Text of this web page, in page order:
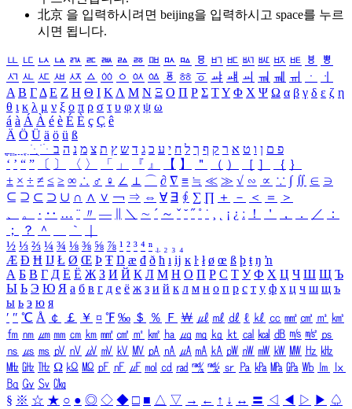
北京 을 입력하시려면 beijing을 입력하시고 space를 누르
시면 됩니다.
ㅥ ㅦ ㅧ ㅨ ㅩ ㅪ ㅫ ㅬ ㅭ ㅮ ㅯ ㅰ ㅱ ㅲ ㅳ ㅴ ㅵ ㅶ ㅷ ㅸ
ㅹ
ㅺ ㅻ ㅼ ㅽ ㅾ ㅿ ㆀ ㆁ ㆂ ㆃ ㆄ ㆅ ㆆ ㆇ ㆈ ㆉ ㆊ ㆋ ㆌ ㆍ
ㆎ
Α Β ΓΔ Ε Ζ Η Θ Ι ΚΛ Μ Ν Ξ Ο Π Ρ Σ ΤΥ Φ Χ Ψ Ω α β γ δ ε ζ η
θ ι κ λ μ ν ξ ο π ρ σ τ υ φ χ ψ ω
á à Á À é è É È ç Ç ê
Ä Ö Ü ä ö ü ß
ִֶֹ ֻּ ׁׂ פ ם ן ו ט א ר ק ף ך ל ח י ע כ ג ד ש ץ ת צ מ נ ה ב
‘ ’ “ ” 〔 〕 〈 〉 「 」 『 』 【 】 ＂ （ ） ［ ］ ｛ ｝
± × ÷ ≠ ≤ ≥ ∞ ∴ ♂ ♀ ∠ ⊥ ⌒ ∂ ∇ ≡ ≒ ≪ ≫ √ ∽ ∝ ∵ ∫ ∬ ∈ ∋
⊆ ⊇ ⊂ ⊃ ∪ ∩ ∧ ∨ ￢ ⇒ ⇔ ∀ ∃ ∮ ∑ ∏ ＋ － ＜ ＝
＞
、
。 · ‥ … ¨ 〃 ― ＼ ∼ ´ ～ ˇ ˘ ˝ ˚ ˙ ¸ ¡ ¿ ː ！ ＇ ， ． ／
：
；
？ ＾ ｀
½ ⅓ ⅔ ¼ ¾ ⅛ ⅜ ⅝ ⅞ ¹ ² ³ ⁴ ⁿ ₁ ₂ ₃ ₄
Æ Ð Ħ Ĳ Ł Ø Œ Þ Ŧ Ŋ æ đ ð ħ ı ĳ ĸ ŀ ł ø œ ß þ ŧ ŋ ŉ
А Б В Г Д Е Ё Ж З И Й К Л М Н О П Р С Т У Ф Х Ц Ч Ш Щ Ъ
Ы Ь Э Ю Я а б в г д е ё ж з и й к л м н о п р с т у ф х ц ч ш щ ъ
ы ь э ю я
′ ″ ℃ Å ￠ ￡ ￥ ¤ ℉ ‰ ＄ ％ Ｆ ￦ ㎕ ㎖ ㎗ ℓ ㎘ ㏄ ㎣ ㎤ ㎥ ㎦
㎙ ㎚ ㎛ ㎜ ㎝ ㎞ ㎟ ㎠ ㎡ ㎢ ㏊ ㎍ ㎎ ㎏ ㏏ ㎈ ㎉ ㏈ ㎧ ㎨ ㎰
㎱ ㎲ ㎳ ㎴ ㎵ ㎶ ㎷ ㎸ ㎹ ㎀ ㎁ ㎂ ㎃ ㎄ ㎺ ㎻ ㎽ ㎾ ㎿ ㎐ ㎑
㎒ ㎓ ㎔ Ω ㏀ ㏁ ㎊ ㎋ ㎌ ㏖ ㏅ ㎭ ㎮ ㎯ ㏛ ㎩ ㎪ ㎫ ㎬ ㏝ ㏐
㏓
㏃ ㏉ ㏜ ㏆
§ ※ ☆ ★ ○ ● ◎ ◇ ◆ □ ■ △ ▽ → ← ↑ ↓ ↔ 〓 ◁ ◀ ▷ ▶ ♤